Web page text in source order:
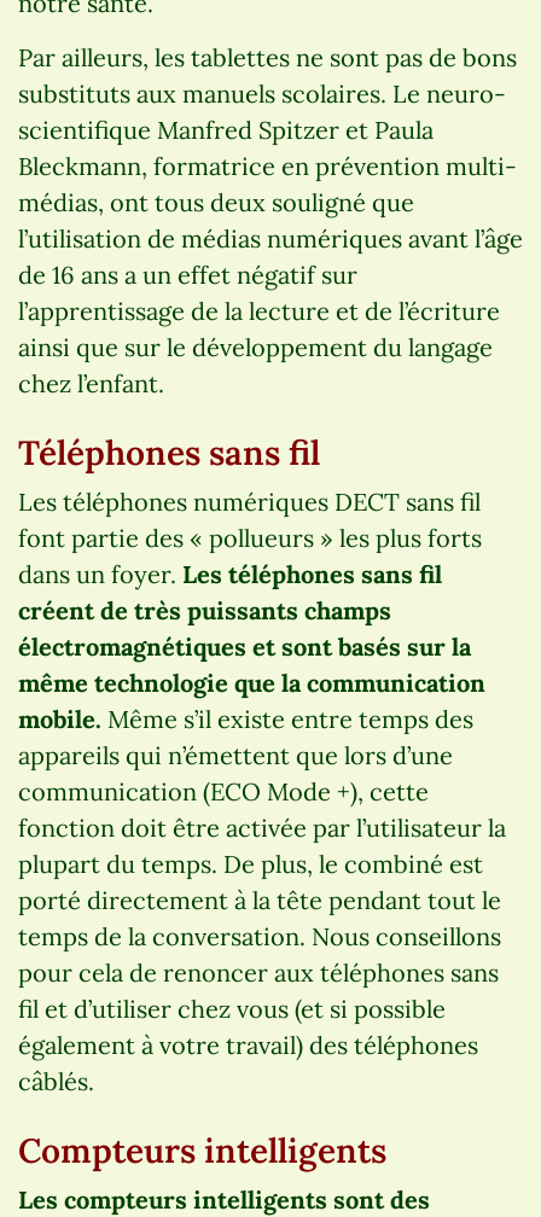
Par ailleurs, les tablettes ne sont pas de bons
substituts aux manuels scolaires. Le neuro-
scientifique Manfred Spitzer et Paula
Bleckmann, formatrice en prévention multi-
médias, ont tous deux souligné que
l’utilisation de médias numériques avant l’âge
de 16 ans a un effet négatif sur
l’apprentissage de la lecture et de l’écriture
ainsi que sur le développement du langage
chez l’enfant.
Téléphones sans fil
Les téléphones numériques DECT sans fil
font partie des « pollueurs » les plus forts
dans un foyer. Les téléphones sans fil
créent de très puissants champs
électromagnétiques et sont basés sur la
même technologie que la communication
mobile. Même s’il existe entre temps des
appareils qui n’émettent que lors d’une
communication (ECO Mode +), cette
fonction doit être activée par l’utilisateur la
plupart du temps. De plus, le combiné est
porté directement à la tête pendant tout le
temps de la conversation. Nous conseillons
pour cela de renoncer aux téléphones sans
fil et d’utiliser chez vous (et si possible
également à votre travail) des téléphones
câblés.
Compteurs intelligents
Les compteurs intelligents sont des